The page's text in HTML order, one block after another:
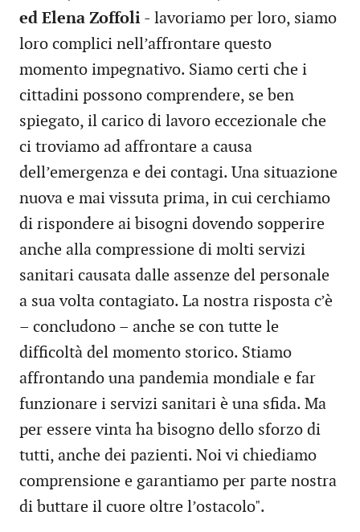
ed Elena Zoffoli - lavoriamo per loro, siamo
loro complici nell’affrontare questo
momento impegnativo. Siamo certi che i
cittadini possono comprendere, se ben
spiegato, il carico di lavoro eccezionale che
ci troviamo ad affrontare a causa
dell’emergenza e dei contagi. Una situazione
nuova e mai vissuta prima, in cui cerchiamo
di rispondere ai bisogni dovendo sopperire
anche alla compressione di molti servizi
sanitari causata dalle assenze del personale
a sua volta contagiato. La nostra risposta c’è
– concludono – anche se con tutte le
difficoltà del momento storico. Stiamo
affrontando una pandemia mondiale e far
funzionare i servizi sanitari è una sfida. Ma
per essere vinta ha bisogno dello sforzo di
tutti, anche dei pazienti. Noi vi chiediamo
comprensione e garantiamo per parte nostra
di buttare il cuore oltre l’ostacolo".